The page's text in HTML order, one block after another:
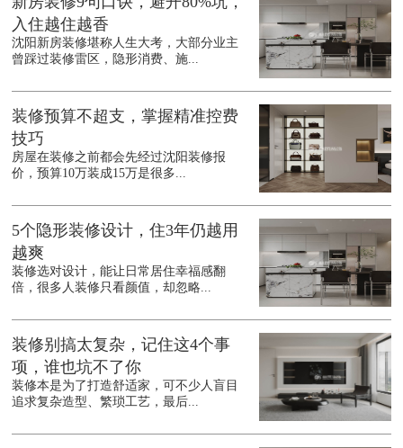
入住越住越香
沈阳新房装修堪称人生大考，大部分业主
曾踩过装修雷区，隐形消费、施...
装修预算不超支，掌握精准控费
技巧
房屋在装修之前都会先经过沈阳装修报
价，预算10万装成15万是很多...
5个隐形装修设计，住3年仍越用
越爽
装修选对设计，能让日常居住幸福感翻
倍，很多人装修只看颜值，却忽略...
装修别搞太复杂，记住这4个事
项，谁也坑不了你
装修本是为了打造舒适家，可不少人盲目
追求复杂造型、繁琐工艺，最后...